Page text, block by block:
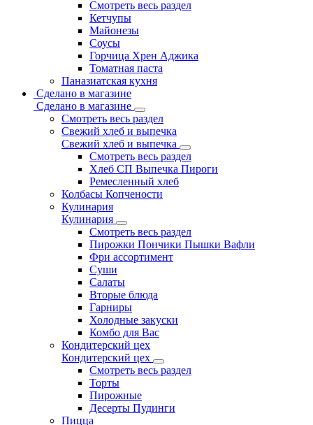
Смотреть весь раздел
Кетчупы
Майонезы
Соусы
Горчица Хрен Аджика
Томатная паста
Паназиатская кухня
Сделано в магазине
Сделано в магазине
Смотреть весь раздел
Свежий хлеб и выпечка
Свежий хлеб и выпечка
Смотреть весь раздел
Хлеб СП Выпечка Пироги
Ремесленный хлеб
Колбасы Копчености
Кулинария
Кулинария
Смотреть весь раздел
Пирожки Пончики Пышки Вафли
Фри ассортимент
Суши
Салаты
Вторые блюда
Гарниры
Холодные закуски
Комбо для Вас
Кондитерский цех
Кондитерский цех
Смотреть весь раздел
Торты
Пирожные
Десерты Пудинги
Пицца